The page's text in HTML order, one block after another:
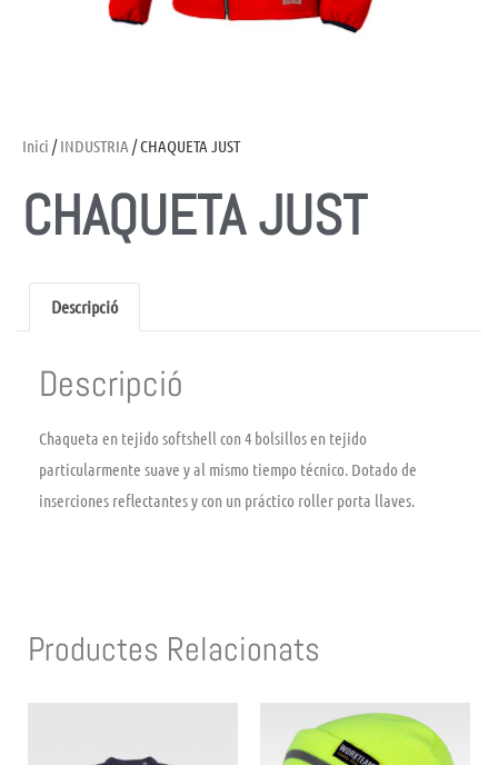
Inici /INDUSTRIA / CHAQUETA JUST
CHAQUETA JUST
Descripció
Descripció
Chaqueta en tejido softshell con 4 bolsillos en tejido
particularmente suave y al mismo tiempo técnico. Dotado de
inserciones reflectantes y con un práctico roller porta llaves.
Productes Relacionats